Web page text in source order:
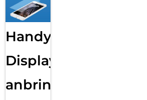
Handy
Displayfolie
anbringen